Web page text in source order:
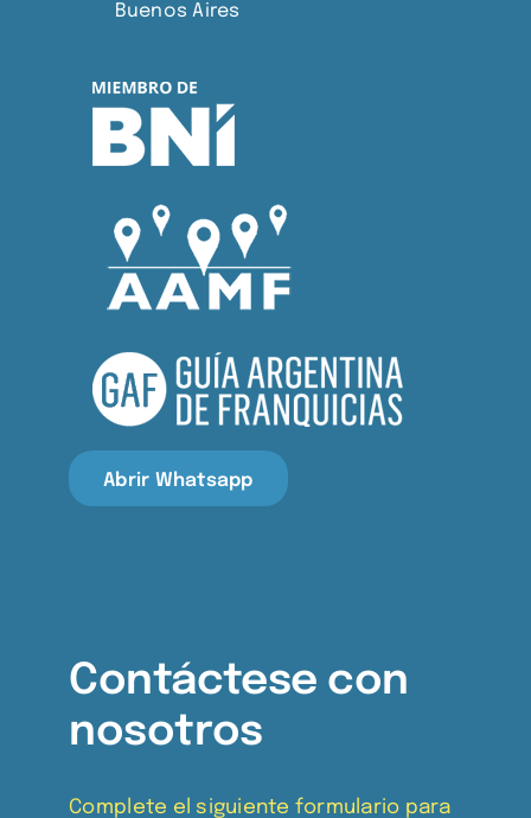
Buenos Aires
Abrir Whatsapp
Contáctese con
nosotros
Complete el siguiente formulario para